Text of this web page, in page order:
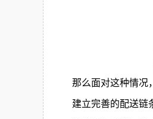
那么面对这种情况
建立完善的配送链